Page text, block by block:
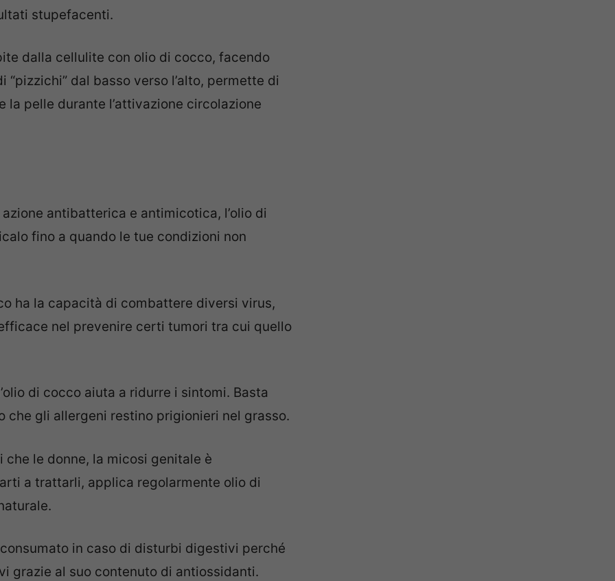
stupefacenti.
dalla cellulite con olio di cocco, facendo
dal basso verso l’alto, permette di
pelle durante l’attivazione circolazione
antibatterica e antimicotica, l’olio di
fino a quando le tue condizioni non
ha la capacità di combattere diversi virus,
nel prevenire certi tumori tra cui quello
di cocco aiuta a ridurre i sintomi. Basta
che gli allergeni restino prigionieri nel grasso.
che le donne, la micosi genitale è
a trattarli, applica regolarmente olio di
in caso di disturbi digestivi perché
grazie al suo contenuto di antiossidanti.